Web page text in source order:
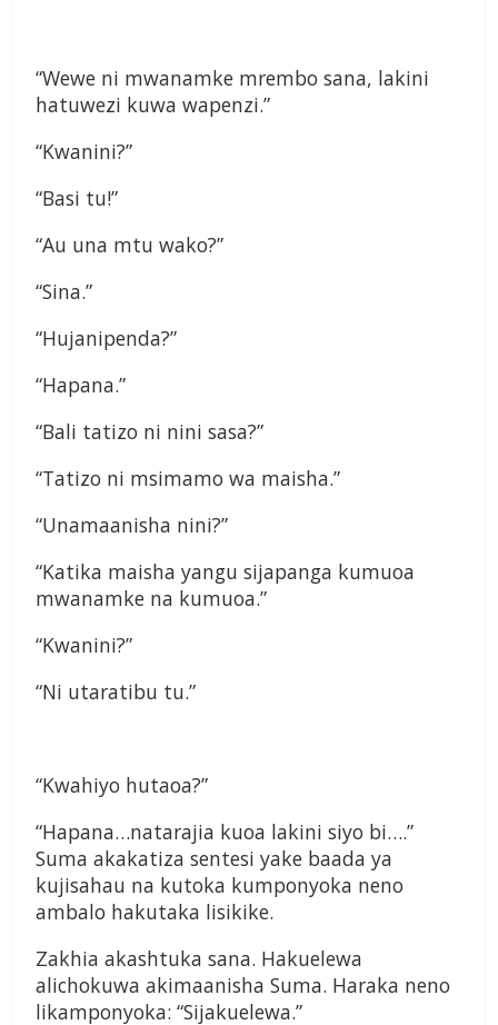
“Wewe ni mwanamke mrembo sana, lakini
hatuwezi kuwa wapenzi.”
“Kwanini?”
“Basi tu!”
“Au una mtu wako?”
“Sina.”
“Hujanipenda?”
“Hapana.”
“Bali tatizo ni nini sasa?”
“Tatizo ni msimamo wa maisha.”
“Unamaanisha nini?”
“Katika maisha yangu sijapanga kumuoa
mwanamke na kumuoa.”
“Kwanini?”
“Ni utaratibu tu.”
“Kwahiyo hutaoa?”
“Hapana…natarajia kuoa lakini siyo bi….”
Suma akakatiza sentesi yake baada ya
kujisahau na kutoka kumponyoka neno
ambalo hakutaka lisikike.
Zakhia akashtuka sana. Hakuelewa
alichokuwa akimaanisha Suma. Haraka neno
likamponyoka: “Sijakuelewa.”